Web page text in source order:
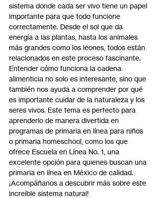
sistema donde cada ser vivo tiene un papel
importante para que todo funcione
correctamente. Desde el sol que da
energía a las plantas, hasta los animales
más grandes como los leones, todos están
relacionados en este proceso fascinante.
Entender cómo funciona la cadena
alimenticia no solo es interesante, sino que
también nos ayuda a comprender por qué
es importante cuidar de la naturaleza y los
seres vivos. Este tema es perfecto para
aprenderlo de manera divertida en
programas de primaria en línea para niños
o primaria homeschool, como los que
ofrece Escuela en Línea No. 1, una
excelente opción para quienes buscan una
primaria en línea en México de calidad.
¡Acompáñanos a descubrir más sobre este
increíble sistema natural!